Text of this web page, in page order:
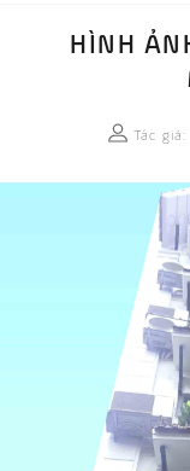
HÌNH
Tác giả: